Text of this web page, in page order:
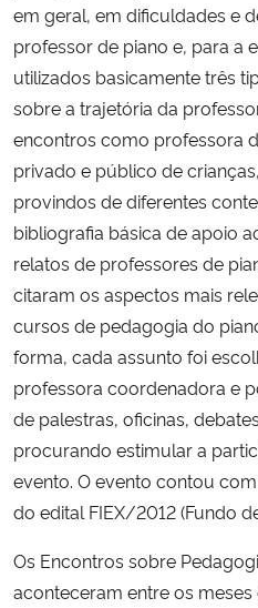
Controladoria-Geral da União
Ministério da Mulher, da Família e dos
Secretaria-Geral
Secretaria de Governo
Gabinete de Segurança Institucional
Advocacia-Geral da União
Banco Central do Brasil
Planalto
em geral, em dificuldades e
professor de piano e, para a
utilizados basicamente três
sobre a trajetória da
encontros como professora
privado e público de
provindos de diferentes
bibliografia básica de apoio
relatos de professores de
citaram os aspectos mais
cursos de pedagogia do
forma, cada assunto foi
professora coordenadora e
de palestras, oficinas,
procurando estimular a
evento. O evento contou
do edital FIEX/2012 (Fundo
Os Encontros sobre
aconteceram entre os